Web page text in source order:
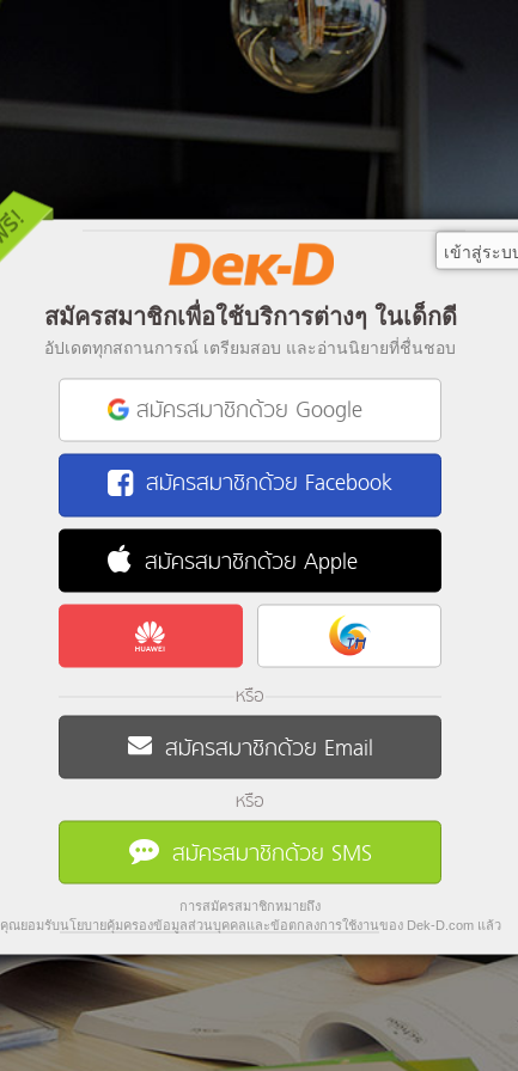
สมัครสมาชิกเพื่อใช้บริการต่างๆ ในเด็กดี
อัปเดตทุกสถานการณ์ เตรียมสอบ และอ่านนิยายที่ชื่นชอบ
สมัครสมาชิกด้วย Google
สมัครสมาชิกด้วย Facebook
สมัครสมาชิกด้วย Apple
หรือ
สมัครสมาชิกด้วย Email
หรือ
สมัครสมาชิกด้วย SMS
การสมัครสมาชิกหมายถึง
คุณยอมรับนโยบายคุ้มครองข้อมูลส่วนบุคคลและข้อตกลงการใช้งานของ Dek-D.com แล้ว
เข้าสู่ระบ